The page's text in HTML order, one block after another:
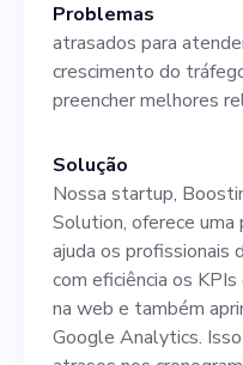
sólida
codificação,
sistemas e
comprovado
liderança
tecnologia
posição
Problemas
atrasados para
crescimento do
preencher melhores
Solução
Nossa startup,
Solution, oferece
ajuda os profissionais
com eficiência os
na web e também
Google Analytics.